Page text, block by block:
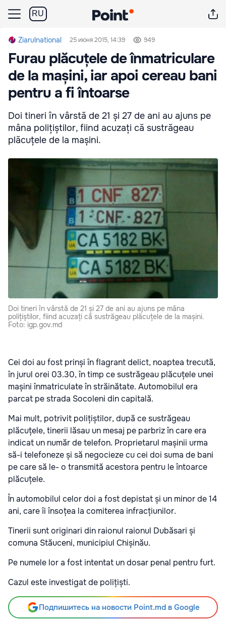
RU
Ziarulnational 25 июня 2015, 14:39 949
Furau plăcuțele de înmatriculare
de la mașini, iar apoi cereau bani
pentru a fi întoarse
Doi tineri în vârstă de 21 și 27 de ani au ajuns pe
mâna polițiștilor, fiind acuzați că sustrăgeau
plăcuțele de la mașini.
Doi tineri în vârstă de 21 și 27 de ani au ajuns pe mâna
polițiștilor, fiind acuzați că sustrăgeau plăcuțele de la mașini.
Foto: igp.gov.md
Cei doi au fost prinși în flagrant delict, noaptea trecută,
în jurul orei 03.30, în timp ce sustrăgeau plăcuțele unei
mașini înmatriculate în străinătate. Automobilul era
parcat pe strada Socoleni din capitală.
Mai mult, potrivit polițiștilor, după ce sustrăgeau
plăcuțele, tinerii lăsau un mesaj pe parbriz în care era
indicat un număr de telefon. Proprietarul mașinii urma
să-i telefoneze și să negocieze cu cei doi suma de bani
pe care să le- o transmită acestora pentru le întoarce
plăcuțele.
În automobilul celor doi a fost depistat și un minor de 14
ani, care îi însoțea la comiterea infracțiunilor.
Tinerii sunt originari din raionul raionul Dubăsari și
comuna Stăuceni, municipiul Chișinău.
Pe numele lor a fost intentat un dosar penal pentru furt.
Cazul este investigat de polițiști.
Подпишитесь на новости Point.md в Google